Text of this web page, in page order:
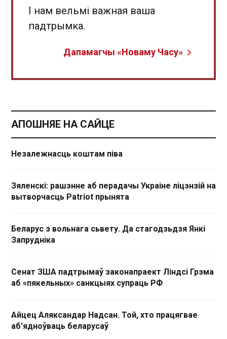
І нам вельмі важная ваша
падтрымка.
Дапамагчы «Новаму Часу»
АПОШНЯЕ НА САЙЦЕ
Незалежнасць коштам піва
Зяленскі: рашэнне аб перадачы Украіне ліцэнзій на
вытворчасць Patriot прынята
Беларус з вольнага сьвету. Да стагодзьдзя Янкі
Запрудніка
Сенат ЗША падтрымаў законапраект Ліндсі Грэма
аб «пякельных» санкцыях супраць РФ
Айцец Аляксандар Надсан. Той, хто працягвае
аб'ядноўваць беларусаў